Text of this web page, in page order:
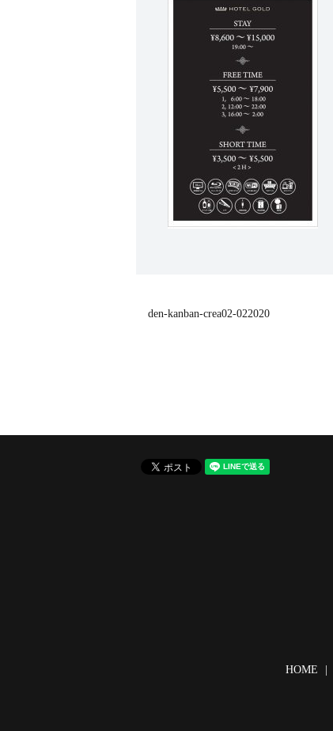
den-kanban-crea02-022020
HOME